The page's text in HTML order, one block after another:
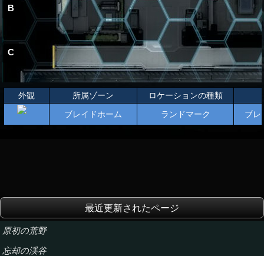
B
C
外観 所属ゾーン
ロケーションの種類
ブレイドホーム
ランドマーク ブレ
最近更新されたページ
原初の荒野
忘却の渓谷